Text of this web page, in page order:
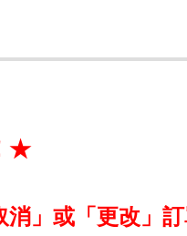
★
」或「更改」訂